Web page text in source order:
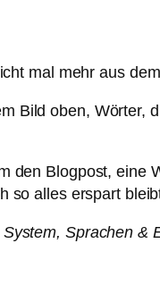
mal mehr aus
Bild oben, Wörter,
den Blogpost, eine
so alles erspart
Sprachen &